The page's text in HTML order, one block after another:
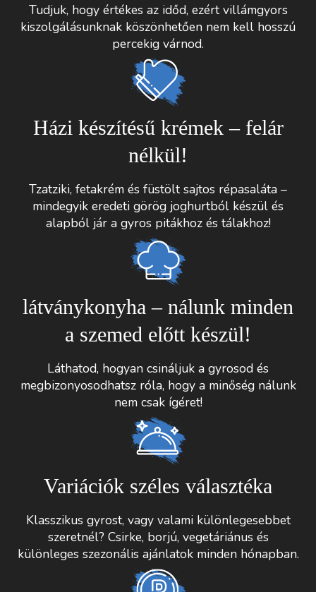
Tudjuk, hogy értékes az időd, ezért villámgyors
kiszolgálásunknak köszönhetően nem kell hosszú
percekig várnod.
Házi készítésű krémek – felár
nélkül!
Tzatziki, fetakrém és füstölt sajtos répasaláta –
mindegyik eredeti görög joghurtból készül és
alapból jár a gyros pitákhoz és tálakhoz!
látványkonyha – nálunk minden
a szemed előtt készül!
Láthatod, hogyan csináljuk a gyrosod és
megbizonyosodhatsz róla, hogy a minőség nálunk
nem csak ígéret!
Variációk széles választéka
Klasszikus gyrost, vagy valami különlegesebbet
szeretnél? Csirke, borjú, vegetáriánus és
különleges szezonális ajánlatok minden hónapban.